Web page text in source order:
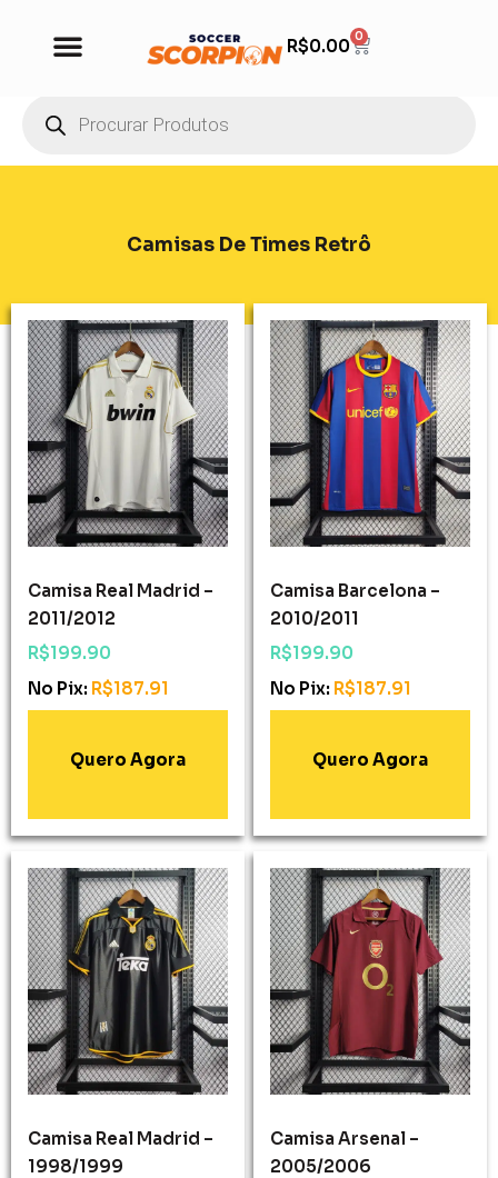
R$0.00 0
Camisas De Times Retrô
Camisa Real Madrid –
2011/2012
R$199.90
No Pix: R$187.91
Camisa Barcelona –
2010/2011
R$199.90
No Pix: R$187.91
Camisa Real Madrid –
1998/1999
Camisa Arsenal –
2005/2006